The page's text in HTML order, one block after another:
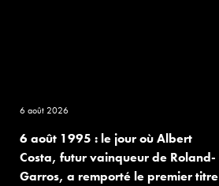
6 août 2026
6 août 1995 : le jour où Albert
Costa, futur vainqueur de Roland-
Garros, a remporté le premier titre